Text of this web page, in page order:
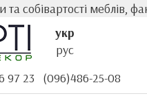
меблів,
укр
рус
97 23 (096)486-25-08